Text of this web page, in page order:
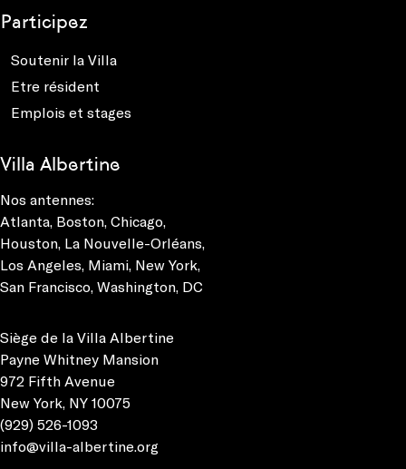
Participez
Soutenir la Villa
Etre résident
Emplois et stages
Villa Albertine
Nos antennes:
Atlanta Boston Chicago
Houston La Nouvelle-Orléans
Los Angeles Miami New York
San Francisco Washington, DC
Siège de la Villa Albertine
Payne Whitney Mansion
972 Fifth Avenue
New York, NY 10075
(929) 526-1093
info@villa-albertine.org